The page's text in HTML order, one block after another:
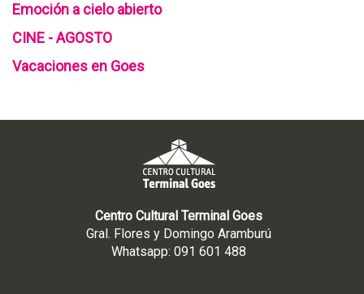
Emoción a cielo abierto
CINE - AGOSTO
Vacaciones en Goes
Centro Cultural Terminal Goes
Gral. Flores y Domingo Aramburú
Whatsapp: 091 601 488